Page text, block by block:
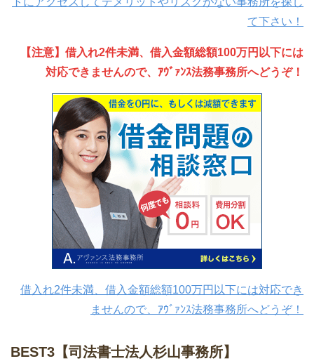
て下さい！
【注意】借入れ2件未満、借入金額総額100万円以下には
対応できませんので、ｱｳﾞｧﾝｽ法務事務所へどうぞ！
借入れ2件未満、借入金額総額100万円以下には対応でき
ませんので、ｱｳﾞｧﾝｽ法務事務所へどうぞ！
BEST3【司法書士法人杉山事務所】